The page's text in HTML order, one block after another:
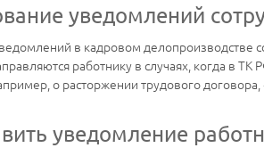
уведомлений
в кадровом
работнику в случаях, когда в
о расторжении трудового договора,
уведомление